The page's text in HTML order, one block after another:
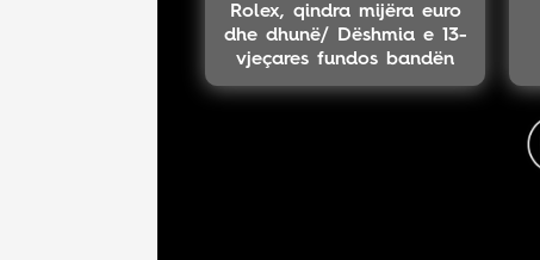
Rolex, qindra mijëra euro
dhe dhunë/ Dëshmia e 13-
vjeçares fundos bandën
shqiptare